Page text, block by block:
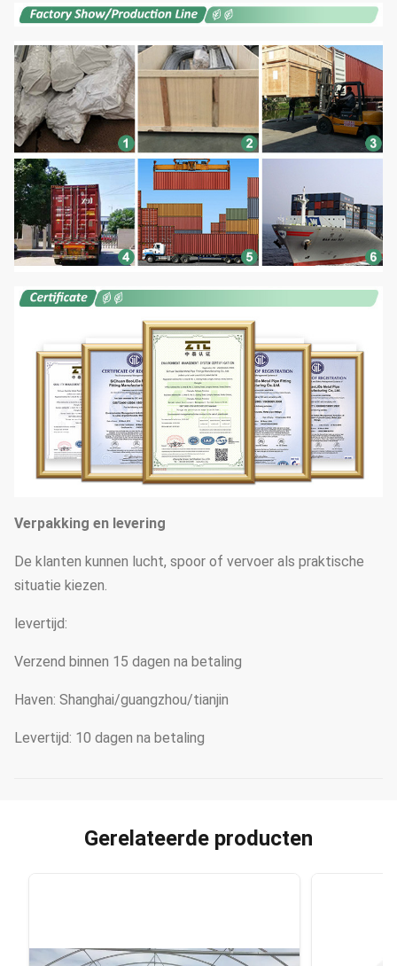
Verpakking en levering
De klanten kunnen lucht, spoor of vervoer als praktische
situatie kiezen.
levertijd:
Verzend binnen 15 dagen na betaling
Haven: Shanghai/guangzhou/tianjin
Levertijd: 10 dagen na betaling
Gerelateerde producten